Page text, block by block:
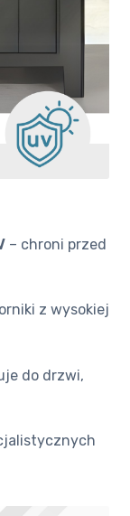
– chroni przed
z wysokiej
do drzwi,